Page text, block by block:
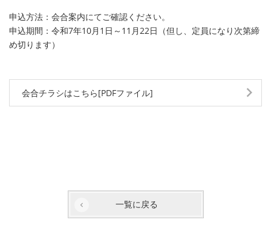
申込方法：会合案内にてご確認ください。
申込期間：令和7年10月1日～11月22日（但し、定員になり次第締
め切ります）
会合チラシはこちら[PDFファイル]
一覧に戻る